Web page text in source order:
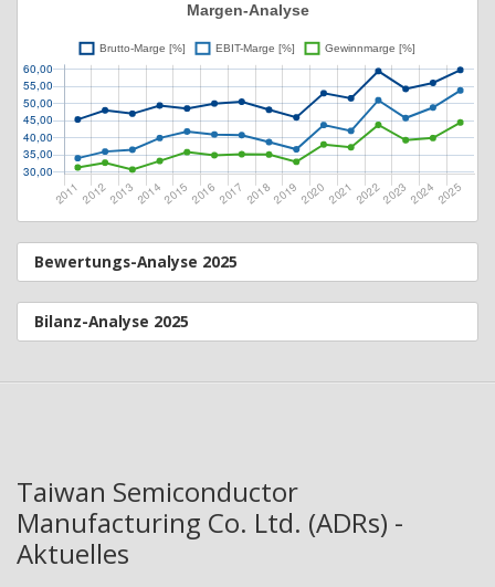
Bewertungs-Analyse 2025
Bilanz-Analyse 2025
Taiwan Semiconductor
Manufacturing Co. Ltd. (ADRs) -
Aktuelles